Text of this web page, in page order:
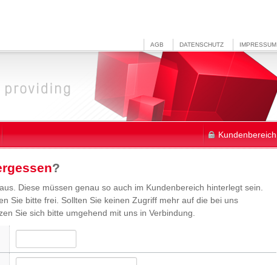
Kundenbereich
AGB DATENSCHUTZ IMPRESSUM
?
Diese müssen genau so auch im Kundenbereich hinterlegt sein.
Sie bitte frei. Sollten Sie keinen Zugriff mehr auf die bei uns
Sie sich bitte umgehend mit uns in Verbindung.